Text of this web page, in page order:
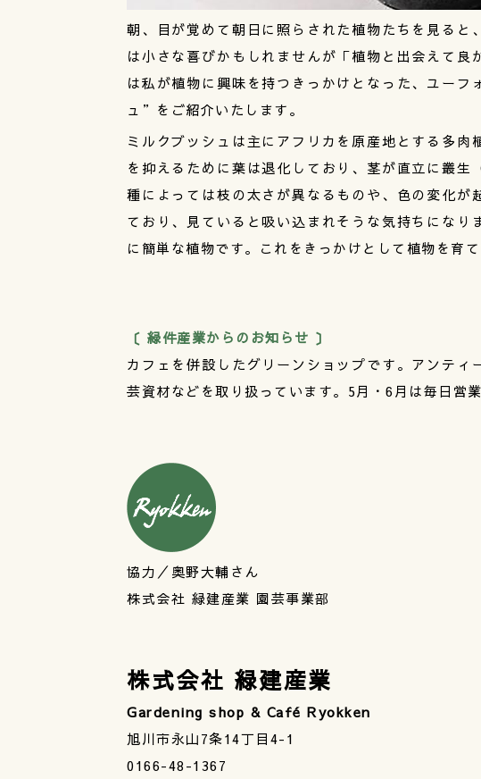
朝、目が覚めて朝日に照らされた植物たちを見ると
は小さな喜びかもしれませんが「植物と出会えて良
は私が植物に興味を持つきっかけとなった、ユー
ュ”をご紹介いたします。
ミルクブッシュは主にアフリカを原産地とする多肉
を抑えるために葉は退化しており、茎が直立に叢生
種によっては枝の太さが異なるものや、色の変化が
ており、見ていると吸い込まれそうな気持ちになり
に簡単な植物です。これをきっかけとして植物を育
〔 緑件産業からのお知らせ 〕
カフェを併設したグリーンショップです。アンティ
芸資材などを取り扱っています。5月・6月は毎日営業
協力／奥野大輔さん
株式会社 緑建産業 園芸事業部
株式会社 緑建産業
Gardening shop & Café Ryokken
旭川市永山7条14丁目4-1
0166-48-1367